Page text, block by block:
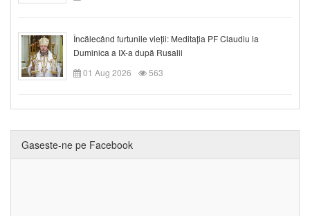
Încălecând furtunile vieții: Meditația PF Claudiu la
Duminica a IX-a după Rusalii
01 Aug 2026
563
Gaseste-ne pe Facebook